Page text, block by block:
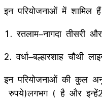
इन परियोजनाओं में शामिल हैं
1. रतलाम–नागदा तीसरी
2. वर्धा–बल्हारशाह चौथी
इन परियोजनाओं की कुल
रुपये(लगभग) है और इन्हें